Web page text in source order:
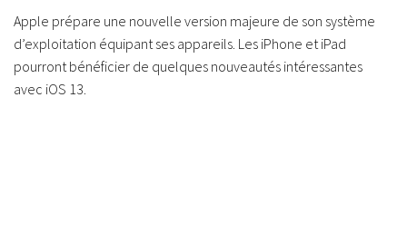
Apple prépare une nouvelle version majeure de son système
d’exploitation équipant ses appareils. Les iPhone et iPad
pourront bénéficier de quelques nouveautés intéressantes
avec iOS 13.